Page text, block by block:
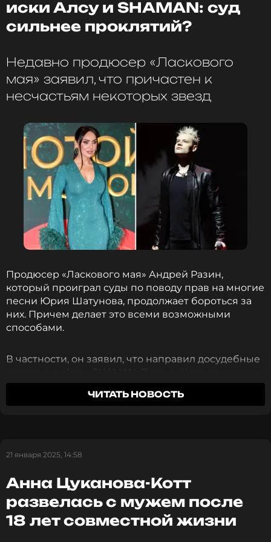
иски Алсу и SHAMAN: суд
сильнее проклятий?
Недавно продюсер «Ласкового
мая» заявил, что причастен к
несчастьям некоторых звезд
Продюсер «Ласкового мая» Андрей Разин,
который проиграл суды по поводу прав на многие
песни Юрия Шатунова, продолжает бороться за
них. Причем делает это всеми возможными
способами.
В частности, он заявил, что направил досудебные
Александру Ревве, группе «Дискотека авария» и
множеству других исполнителей, которые
«Иски досудебные направлены официально… Вы
концерте, были обязаны заключить со мной, как с
правообладателем, договор», — обратился Разин
в соцсети к звездам российской эстрады.
ЧИТАТЬ НОВОСТЬ
21 января 2025, 14:58
Анна Цуканова-Котт
развелась с мужем после
18 лет совместной жизни